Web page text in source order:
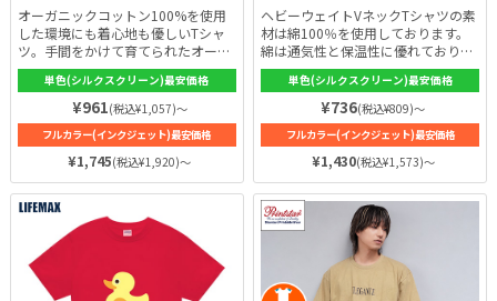
オーガニックコットン100%を使用
した環境にも着心地も優しいTシャ
ツ。手間をかけて育てられたオーガ
ニックコットンは、正常な繊維の状
態のものが多いですので、繰り返し
洗濯をしても弾力を保ちます。襟は
ひと手間加えた二本針縫製で、着用
を重ねても伸びにくい丈夫な作り
に！コットンならではの肌触りと肌
を包み込むような優しい肌触りは一
度着用すると癖になります♪
単色(シルクスクリーン)最安価格
¥961(税込¥1,057)～
フルカラー(インクジェット)最安価格
¥1,745(税込¥1,920)～
ヘビーウェイトVネックTシャツの素
材は綿100％を使用しております。
綿は通気性と保温性に優れており、
下着にも使われるほど肌に優しい素
材です。暑い時期は爽やかに着こな
せ、寒い時期には保温性があるので
インナーとしても大活躍します。着
心地がとても良いので一年を通して
着ていただける一枚です。
単色(シルクスクリーン)最安価格
¥736(税込¥809)～
フルカラー(インクジェット)最安価格
¥1,430(税込¥1,573)～